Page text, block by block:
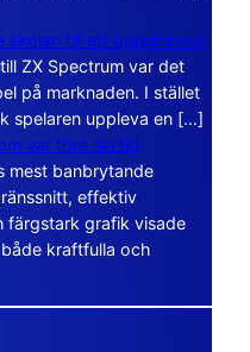
skolan till ett öppet kaos
ZX Spectrum var det
på marknaden. I stället
spelaren uppleva en […]
var före sin tid
mest banbrytande
effektiv
färgstark grafik visade
kraftfulla och